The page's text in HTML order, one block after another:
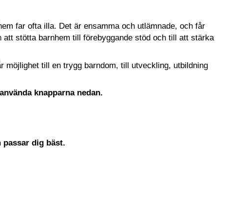
far ofta illa. Det är ensamma och utlämnade, och får
stötta barnhem till förebyggande stöd och till att stärka
till en trygg barndom, till utveckling, utbildning
knapparna nedan.
passar dig bäst.